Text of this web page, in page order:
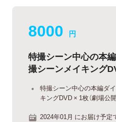
8000 円
特撮シーン中心の本
撮シーンメイキング
特撮シーン中心の本編ダ
キングDVD × 1枚（劇場公
2024年01月 にお届け予定